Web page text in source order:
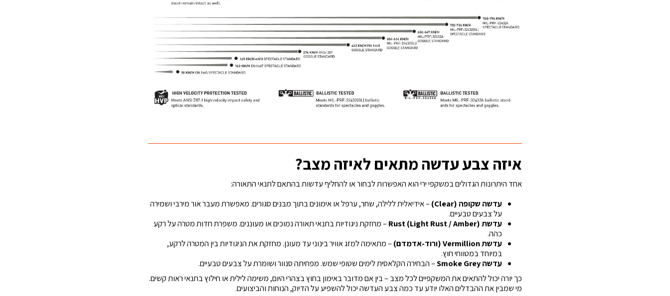
איזה צבע עדשה מתאים לאיזה מצב?
אחד היתרונות הגדולים במשקפי ירי הוא האפשרות לבחור או להחליף עדשות בהתאם לתנאי התאורה:
עדשה שקופה (Clear)
– אידיאלית ללילה, שחר, ערפל או אימונים בתוך מבנים סגורים. מאפשרת מעבר אור מירבי ושמירה
על צבעים טבעיים.
עדשת Rust (Light Rust / Amber)
– מחזקת ניגודיות בתנאי תאורה נמוכים או מעוננים. משפרת חדות מטרה על רקע
כהה.
עדשת Vermillion (ורוד-אדמדם)
– מתאימה למזג אוויר בינוני עד מעונן. מחזקת את הניגודיות בין המטרה לרקע,
במיוחד במטווחי חוץ.
עדשה Smoke Grey
– הבחירה הקלאסית לימים שטופי שמש. מפחיתה סנוור ושומרת על צבעים טבעיים.
כך יורה יכול להתאים את המשקפיים לכל מצב – בין אם מדובר באימון בחוץ בצהרי היום, משימה לילית או חילוץ בתנאי ראות קשים.
מי שמבין את ההבדלים האלו יודע עד כמה צבע העדשה יכול להשפיע על הדיוק, הנוחות והביצועים.